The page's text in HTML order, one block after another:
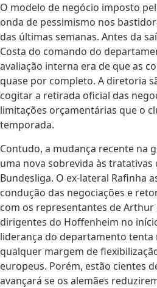
O modelo de negócio imposto
onda de pessimismo nos
das últimas semanas. Antes da
Costa do comando do
avaliação interna era de que as
quase por completo. A diretoria
cogitar a retirada oficial das
limitações orçamentárias que o
temporada.
Contudo, a mudança recente na
uma nova sobrevida às tratativas
Bundesliga. O ex-lateral Rafinha
condução das negociações e
com os representantes de Arthur
dirigentes do Hoffenheim no
liderança do departamento tenta
qualquer margem de
europeus. Porém, estão cientes
avançará se os alemães